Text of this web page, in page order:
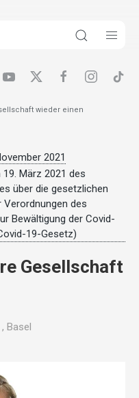
wieder einen
2021
März 2021 des
über die gesetzlichen
Verordnungen des
Bewältigung der Covid-
19-Gesetz)
Gesellschaft
Basel